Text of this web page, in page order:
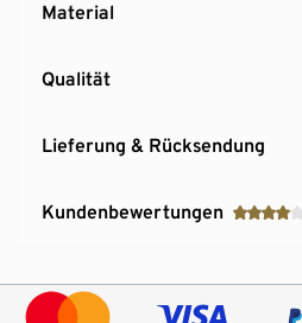
Material
Qualität
Lieferung & Rücksendung
Kundenbewertungen